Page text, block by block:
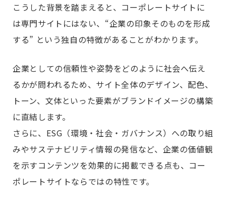
こうした背景を踏まえると、コーポレートサイトに
は専門サイトにはない、“企業の印象そのものを形成
する” という独自の特徴があることがわかります。
企業としての信頼性や姿勢をどのように社会へ伝え
るかが問われるため、サイト全体のデザイン、配色、
トーン、文体といった要素がブランドイメージの構築
に直結します。
さらに、ESG（環境・社会・ガバナンス）への取り組
みやサステナビリティ情報の発信など、企業の価値観
を示すコンテンツを効果的に掲載できる点も、コー
ポレートサイトならではの特性です。